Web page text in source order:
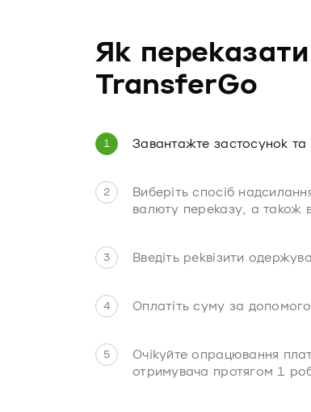
Як
TransferGo
Завантажте застосунок та
Виберіть спосіб
валюту переказу, а також
Введіть реквізити
Оплатіть суму за
Очікуйте опрацювання
отримувача протягом 1